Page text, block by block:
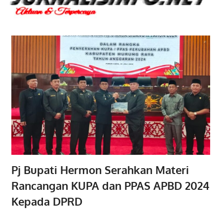
Pj Bupati Hermon Serahkan Materi
Rancangan KUPA dan PPAS APBD 2024
Kepada DPRD